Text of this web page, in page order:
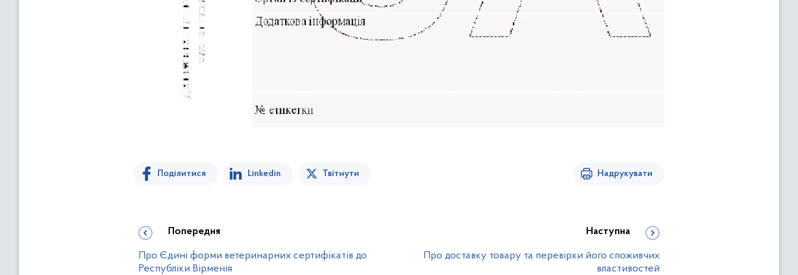
Поділитися Linkedin Твітнути Надрукувати
Попередня
Про Єдині форми ветеринарних сертифікатів до
Республіки Вірменія
Наступна
Про доставку товару та перевірки його споживчих
властивостей